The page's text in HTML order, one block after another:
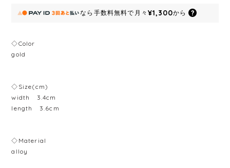
なら 手数料無料で 月々 ¥1,300から
◇Color
gold
◇Size(cm)
width 3.4cm
length 3.6cm
◇Material
alloy